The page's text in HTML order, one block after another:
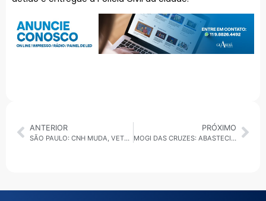
ANTERIOR
SÃO PAULO: CNH MUDA, VETO AO CARDÁPIO IMPRESSO E CONTRATO EMERGENCIAL NO TRANSPORTE
PRÓXIMO
MOGI DAS CRUZES: ABASTECIMENTO DE ÁGUA SERÁ SUSPENSO EM 40% DA CIDADE DA NOITE DE QUINTA (29) À MANHÃ DE SEXTA-FEIRA (30)